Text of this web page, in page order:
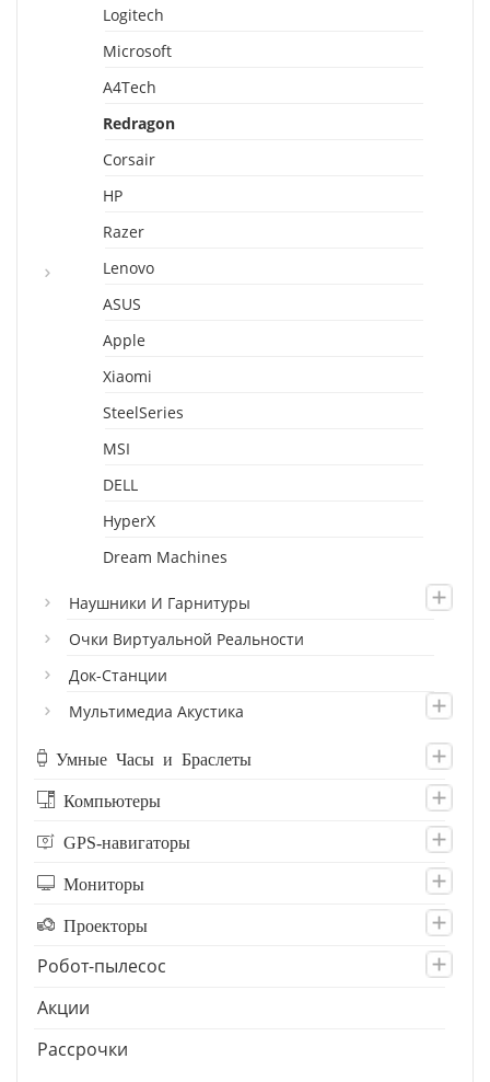
Logitech
Microsoft
A4Tech
Redragon
Corsair
HP
Razer
Lenovo
ASUS
Apple
Xiaomi
SteelSeries
MSI
DELL
HyperX
Dream Machines
Наушники И Гарнитуры
Очки Виртуальной Реальности
Док-Станции
Мультимедиа Акустика
Умные Часы и Браслеты
Компьютеры
GPS-навигаторы
Мониторы
Проекторы
Робот-пылесос
Акции
Рассрочки